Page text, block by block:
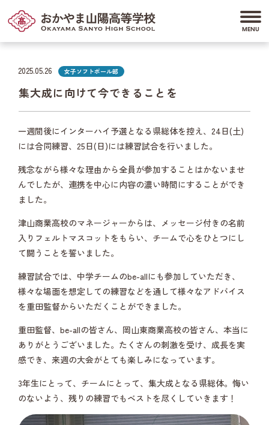
2025.05.26 女子ソフトボール部
集大成に向けて今できることを
一週間後にインターハイ予選となる県総体を控え、24日(土)
には合同練習、25日(日)には練習試合を行いました。
残念ながら様々な理由から全員が参加することはかないませ
んでしたが、連携を中心に内容の濃い時間にすることができ
ました。
津山商業高校のマネージャーからは、メッセージ付きの名前
入りフェルトマスコットをもらい、チームで心をひとつにし
て闘うことを誓いました。
練習試合では、中学チームのbe-allにも参加していただき、
様々な場面を想定しての練習などを通して様々なアドバイス
を重田監督からいただくことができました。
重田監督、be-allの皆さん、岡山東商業高校の皆さん、本当に
ありがとうございました。たくさんの刺激を受け、成長を実
感でき、来週の大会がとても楽しみになっています。
3年生にとって、チームにとって、集大成となる県総体。悔い
のないよう、残りの練習でもベストを尽くしていきます！